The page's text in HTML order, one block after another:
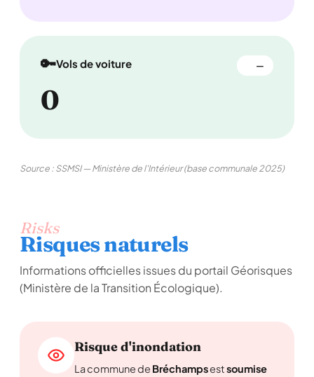
🔑Vols de voiture —
0
Source : SSMSI — Ministère de l'Intérieur (base communale 2025)
Risks
Risques naturels
Informations officielles issues du portail Géorisques
(Ministère de la Transition Écologique).
Risque d'inondation
La commune de Bréchampsestsoumise